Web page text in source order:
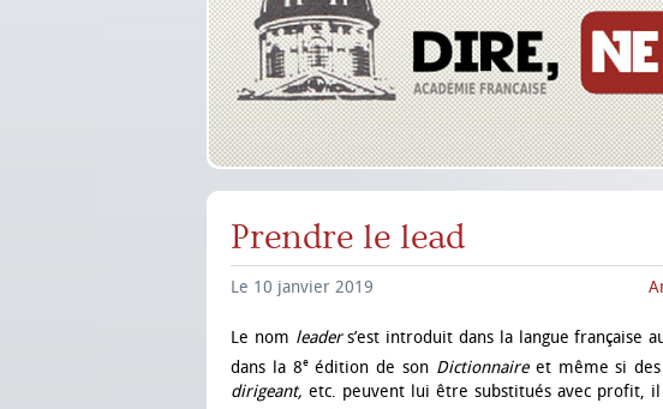
Prendre le lead
Le 10 janvier 2019
Le nom leaders’est introduit dans la langue française
dans la 8eédition de son Dictionnaireet même si des
dirigeant, etc. peuvent lui être substitués avec profit, il